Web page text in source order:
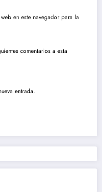
en este navegador para la
comentarios a esta
entrada.